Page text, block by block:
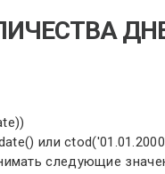
или
следующие